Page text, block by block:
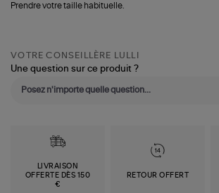
Prendre votre taille habituelle.
VOTRE CONSEILLÈRE LULLI
Une question sur ce produit ?
LIVRAISON
OFFERTE DÈS 150
€
RETOUR OFFERT